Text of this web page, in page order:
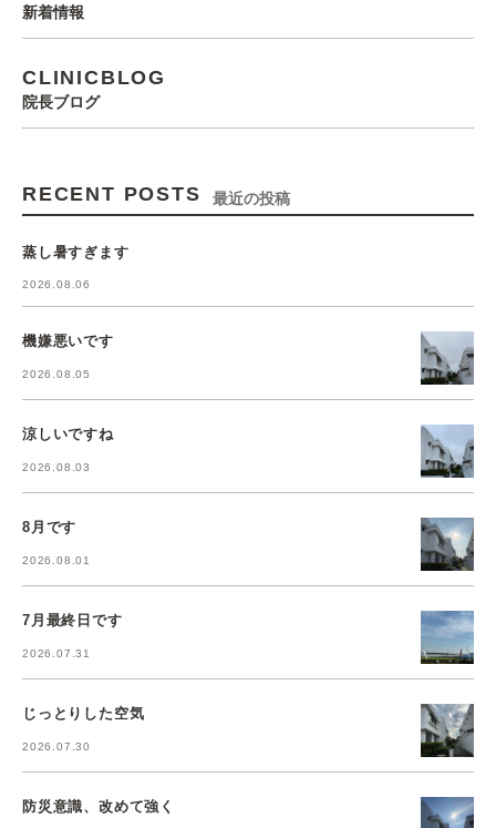
新着情報
CLINICBLOG
院長ブログ
RECENT POSTS 最近の投稿
蒸し暑すぎます
2026.08.06
機嫌悪いです
2026.08.05
涼しいですね
2026.08.03
8月です
2026.08.01
7月最終日です
2026.07.31
じっとりした空気
2026.07.30
防災意識、改めて強く